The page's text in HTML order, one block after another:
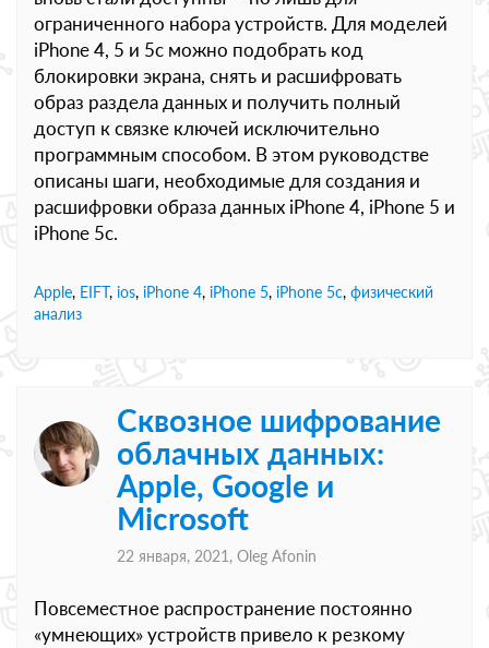
ограниченного набора устройств. Для моделей
iPhone 4, 5 и 5c можно подобрать код
блокировки экрана, снять и расшифровать
образ раздела данных и получить полный
доступ к связке ключей исключительно
программным способом. В этом руководстве
описаны шаги, необходимые для создания и
расшифровки образа данных iPhone 4, iPhone 5 и
iPhone 5c.
Apple, EIFT, ios, iPhone 4, iPhone 5, iPhone 5c, физический
анализ
Сквозное шифрование
облачных данных:
Apple, Google и
Microsoft
22 января, 2021, Oleg Afonin
Повсеместное распространение постоянно
«умнеющих» устройств привело к резкому